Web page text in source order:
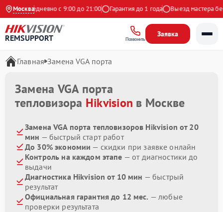
Москва
Ежедневно с 9:00 до 21:00 Гарантия до 1 года Выезд мастера
REMSUPPORT Позвонить
Заявка
Главная Замена VGA порта
Замена VGA порта
тепловизора Hikvision в Москве
Замена VGA порта тепловизоров Hikvision от 20
мин — быстрый старт работ
До 30% экономии — скидки при заявке онлайн
Контроль на каждом этапе — от диагностики до
выдачи
Диагностика Hikvision от 10 мин — быстрый
результат
Официальная гарантия до 12 мес. — любые
проверки результата